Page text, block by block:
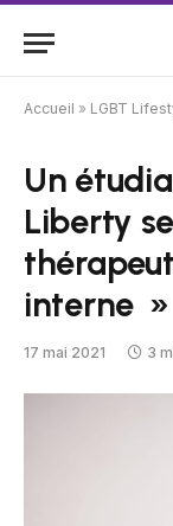
Accueil » LGBT
Un
Liberty
interne »
17 mai 2021 3